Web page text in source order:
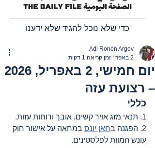
כדי שלא נוכל להגיד שלא ידענו
יום חמישי, 2 באפריל, 2026
– רצועת עזה
Adi Ronen Argov
2 באפר׳
זמן קריאה 1 דקות
כללי
1. תנאי מזג אויר קשים, אובך ורוחות עזות.
2. הפגנה ב
חאן יונס במחאה על אישור חוק
עונש המוות לפלסטינים.